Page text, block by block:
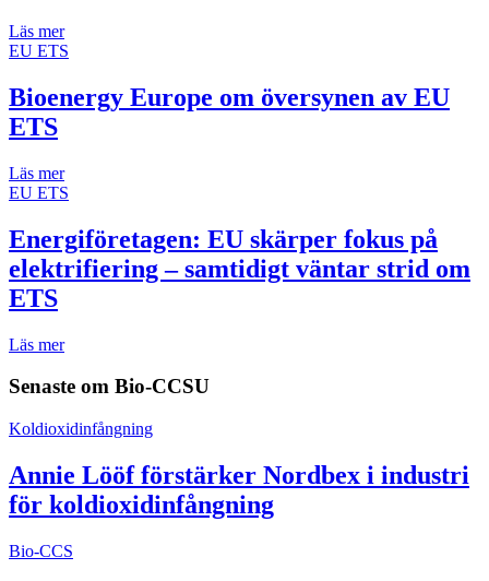
Läs mer
EU ETS
Bioenergy Europe om översynen av EU
ETS
Läs mer
EU ETS
Energiföretagen: EU skärper fokus på
elektrifiering – samtidigt väntar strid om
ETS
Läs mer
Senaste om Bio-CCSU
Koldioxidinfångning
Annie Lööf förstärker Nordbex i industri
för koldioxidinfångning
Bio-CCS